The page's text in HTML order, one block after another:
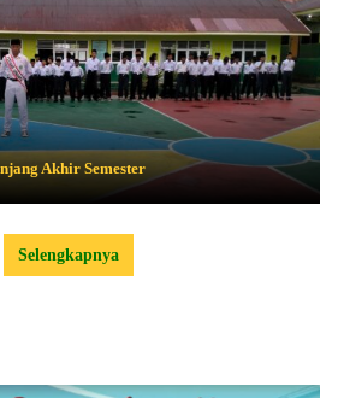
Akhir Semester
Selengkapnya